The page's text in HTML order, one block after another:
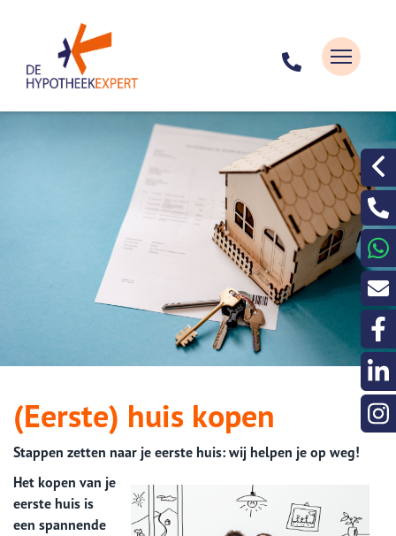
(Eerste) huis kopen
Stappen zetten naar je eerste huis: wij helpen je op weg!
Het kopen van je
eerste huis is
een spannende